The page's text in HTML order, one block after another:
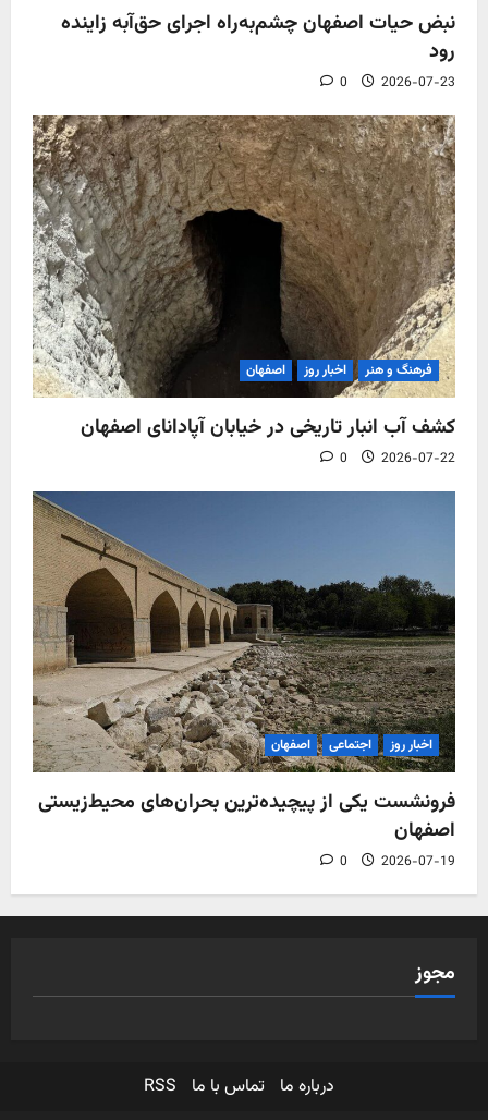
نبض حیات اصفهان چشم‌به‌راه اجرای حق‌آبه زاینده
رود
2026-07-23
0
فرهنگ و هنر اخبار روز اصفهان
کشف آب‌ انبار تاریخی در خیابان آپادانای اصفهان
2026-07-22
0
اخبار روز اجتماعی اصفهان
فرونشست یکی از پیچیده‌ترین بحران‌های محیط‌زیستی
اصفهان
2026-07-19
0
مجوز
درباره ما تماس با ما RSS